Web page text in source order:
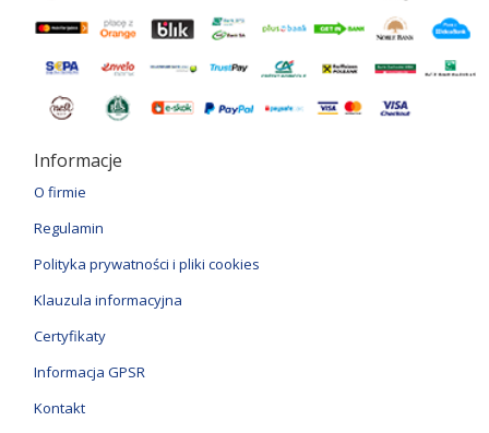
Informacje
O firmie
Regulamin
Polityka prywatności i pliki cookies
Klauzula informacyjna
Certyfikaty
Informacja GPSR
Kontakt